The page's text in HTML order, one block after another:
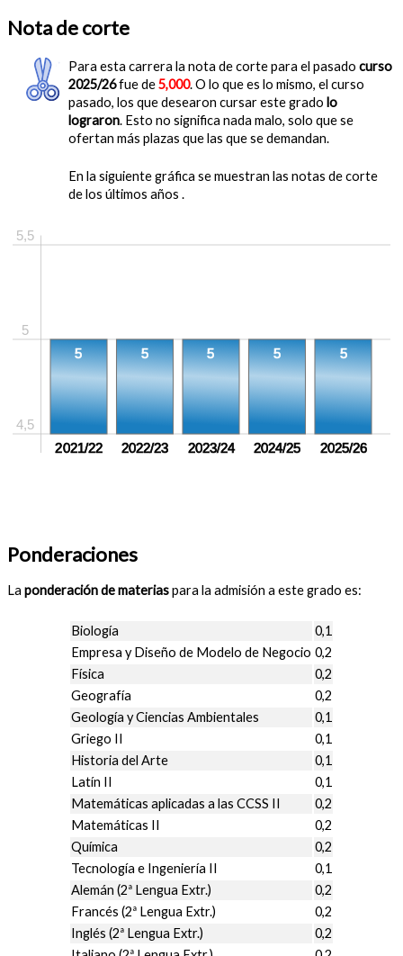
Nota de corte
Para esta carrera la nota de corte para el pasado curso
2025/26fue de5,000. O lo que es lo mismo, el curso
pasado, los que desearon cursar este grado lo
lograron. Esto no significa nada malo, solo que se
ofertan más plazas que las que se demandan.
En la siguiente gráfica se muestran las notas de corte
de los últimos años .
5,5
4,5
5
5
5 5 5 5
2021/22 2022/23 2023/24 2024/25 2025/26
Ponderaciones
La ponderación de materiaspara la admisión a este grado es:
Biología
0,1
Empresa y Diseño de Modelo de Negocio 0,2
Física
0,2
Geografía
0,2
Geología y Ciencias Ambientales
0,1
Griego II
0,1
Historia del Arte
0,1
Latín II
0,1
Matemáticas aplicadas a las CCSS II
0,2
Matemáticas II
0,2
Química
0,2
Tecnología e Ingeniería II
0,1
Alemán (2ª Lengua Extr.)
0,2
Francés (2ª Lengua Extr.)
0,2
Inglés (2ª Lengua Extr.)
0,2